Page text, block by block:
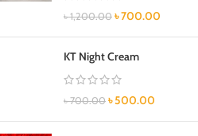
৳1,200.00 ৳700.00
KT Night Cream
৳700.00 ৳500.00